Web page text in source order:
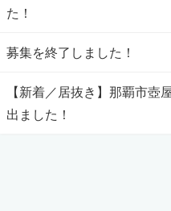
た！
募集を終了しました！
【新着／居抜き】那覇市
出ました！